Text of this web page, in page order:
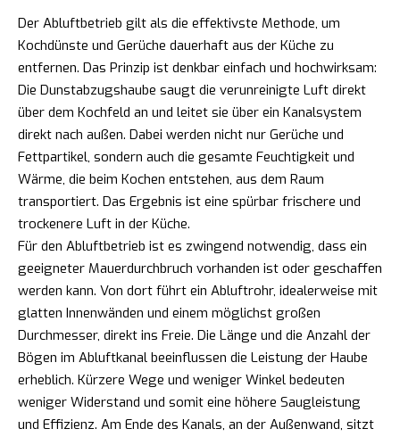
Der Abluftbetrieb gilt als die effektivste Methode, um
Kochdünste und Gerüche dauerhaft aus der Küche zu
entfernen. Das Prinzip ist denkbar einfach und hochwirksam:
Die Dunstabzugshaube saugt die verunreinigte Luft direkt
über dem Kochfeld an und leitet sie über ein Kanalsystem
direkt nach außen. Dabei werden nicht nur Gerüche und
Fettpartikel, sondern auch die gesamte Feuchtigkeit und
Wärme, die beim Kochen entstehen, aus dem Raum
transportiert. Das Ergebnis ist eine spürbar frischere und
trockenere Luft in der Küche.
Für den Abluftbetrieb ist es zwingend notwendig, dass ein
geeigneter Mauerdurchbruch vorhanden ist oder geschaffen
werden kann. Von dort führt ein Abluftrohr, idealerweise mit
glatten Innenwänden und einem möglichst großen
Durchmesser, direkt ins Freie. Die Länge und die Anzahl der
Bögen im Abluftkanal beeinflussen die Leistung der Haube
erheblich. Kürzere Wege und weniger Winkel bedeuten
weniger Widerstand und somit eine höhere Saugleistung
und Effizienz. Am Ende des Kanals, an der Außenwand, sitzt